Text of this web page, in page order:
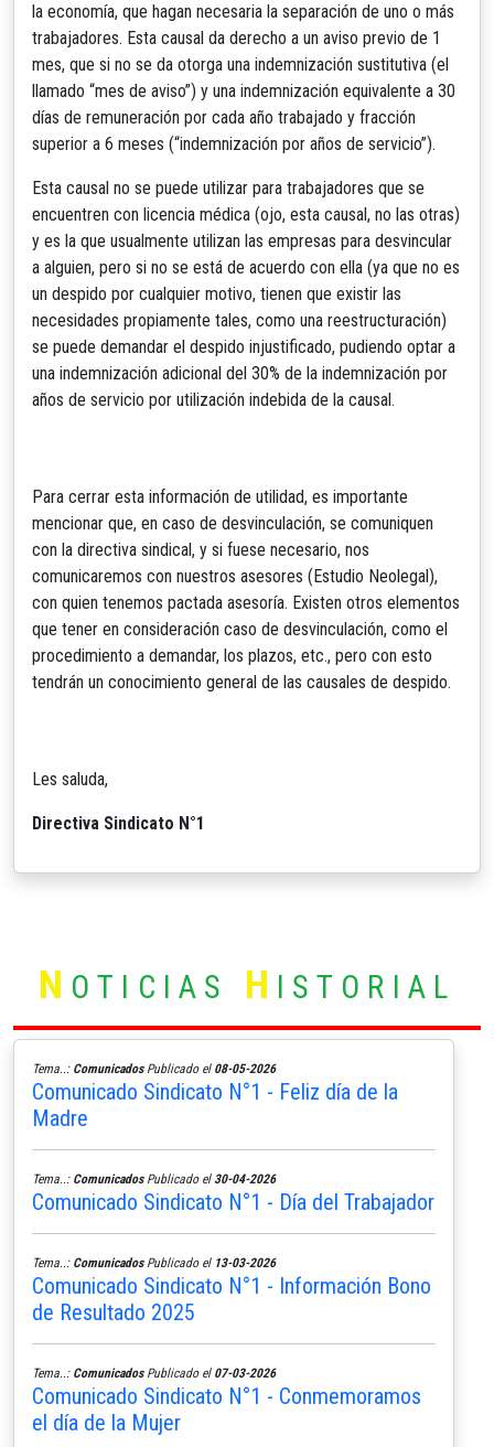
la economía, que hagan necesaria la separación de uno o más
trabajadores. Esta causal da derecho a un aviso previo de 1
mes, que si no se da otorga una indemnización sustitutiva (el
llamado “mes de aviso”) y una indemnización equivalente a 30
días de remuneración por cada año trabajado y fracción
superior a 6 meses (“indemnización por años de servicio”).
Esta causal no se puede utilizar para trabajadores que se
encuentren con licencia médica (ojo, esta causal, no las otras)
y es la que usualmente utilizan las empresas para desvincular
a alguien, pero si no se está de acuerdo con ella (ya que no es
un despido por cualquier motivo, tienen que existir las
necesidades propiamente tales, como una reestructuración)
se puede demandar el despido injustificado, pudiendo optar a
una indemnización adicional del 30% de la indemnización por
años de servicio por utilización indebida de la causal.
Para cerrar esta información de utilidad, es importante
mencionar que, en caso de desvinculación, se comuniquen
con la directiva sindical, y si fuese necesario, nos
comunicaremos con nuestros asesores (Estudio Neolegal),
con quien tenemos pactada asesoría. Existen otros elementos
que tener en consideración caso de desvinculación, como el
procedimiento a demandar, los plazos, etc., pero con esto
tendrán un conocimiento general de las causales de despido.
Les saluda,
Directiva Sindicato N°1
N OTICIAS H ISTORIAL
Tema..: ComunicadosPublicado el 08-05-2026
Comunicado Sindicato N°1 - Feliz día de la
Madre
Tema..: ComunicadosPublicado el 30-04-2026
Comunicado Sindicato N°1 - Día del Trabajador
Tema..: ComunicadosPublicado el 13-03-2026
Comunicado Sindicato N°1 - Información Bono
de Resultado 2025
Tema..: ComunicadosPublicado el 07-03-2026
Comunicado Sindicato N°1 - Conmemoramos
el día de la Mujer